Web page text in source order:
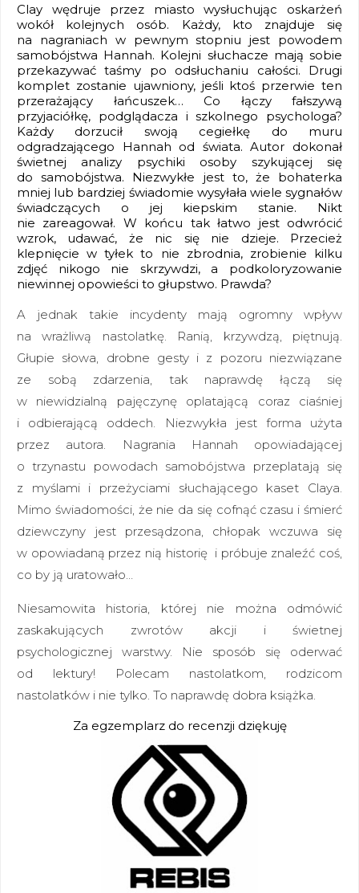
Clay wędruje przez miasto wysłuchując oskarżeń
wokół kolejnych osób. Każdy, kto znajduje się
na nagraniach w pewnym stopniu jest powodem
samobójstwa Hannah. Kolejni słuchacze mają sobie
przekazywać taśmy po odsłuchaniu całości. Drugi
komplet zostanie ujawniony, jeśli ktoś przerwie ten
przerażający łańcuszek… Co łączy fałszywą
przyjaciółkę, podglądacza i szkolnego psychologa?
Każdy dorzucił swoją cegiełkę do muru
odgradzającego Hannah od świata. Autor dokonał
świetnej analizy psychiki osoby szykującej się
do samobójstwa. Niezwykłe jest to, że bohaterka
mniej lub bardziej świadomie wysyłała wiele sygnałów
świadczących o jej kiepskim stanie. Nikt
nie zareagował. W końcu tak łatwo jest odwrócić
wzrok, udawać, że nic się nie dzieje. Przecież
klepnięcie w tyłek to nie zbrodnia, zrobienie kilku
zdjęć nikogo nie skrzywdzi, a podkoloryzowanie
niewinnej opowieści to głupstwo. Prawda?
A jednak takie incydenty mają ogromny wpływ
na wrażliwą nastolatkę. Ranią, krzywdzą, piętnują.
Głupie słowa, drobne gesty i z pozoru niezwiązane
ze sobą zdarzenia, tak naprawdę łączą się
w niewidzialną pajęczynę oplatającą coraz ciaśniej
i odbierającą oddech. Niezwykła jest forma użyta
przez autora. Nagrania Hannah opowiadającej
o trzynastu powodach samobójstwa przeplatają się
z myślami i przeżyciami słuchającego kaset Claya.
Mimo świadomości, że nie da się cofnąć czasu i śmierć
dziewczyny jest przesądzona, chłopak wczuwa się
w opowiadaną przez nią historię i próbuje znaleźć coś,
co by ją uratowało…
Niesamowita historia, której nie można odmówić
zaskakujących zwrotów akcji i świetnej
psychologicznej warstwy. Nie sposób się oderwać
od lektury! Polecam nastolatkom, rodzicom
nastolatków i nie tylko. To naprawdę dobra książka.
Za egzemplarz do recenzji dziękuję